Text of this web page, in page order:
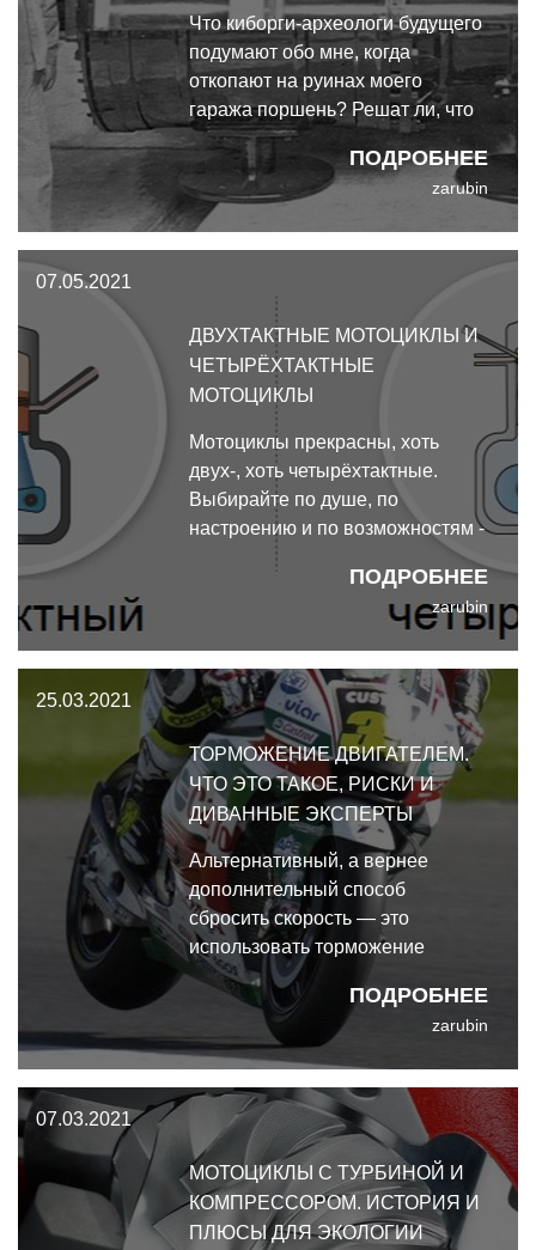
ПОДРОБНЕЕ
Что киборги-археологи будущего
подумают обо мне, когда
откопают на руинах моего
гаража поршень? Решат ли, что
это религиозный артефакт? Или
сочтут неведомым музыкальным
инструментом? Или подумают,
что это секс-игрушка? Если
разобраться, то истина как
zarubin
07.05.2021
ДВУХТАКТНЫЕ МОТОЦИКЛЫ И
ЧЕТЫРЁХТАКТНЫЕ
МОТОЦИКЛЫ
ПОДРОБНЕЕ
Мотоциклы прекрасны, хоть
двух-, хоть четырёхтактные.
Выбирайте по душе, по
настроению и по возможностям -
или просто берите первый
попавшийся и решайте, чего в
нём вам не хватает, и до встречи
zarubin
25.03.2021
ТОРМОЖЕНИЕ ДВИГАТЕЛЕМ.
ЧТО ЭТО ТАКОЕ, РИСКИ И
ДИВАННЫЕ ЭКСПЕРТЫ
ПОДРОБНЕЕ
Альтернативный, а вернее
дополнительный способ
сбросить скорость — это
использовать торможение
двигателем. Что это такое?
Разбираем подробности.
zarubin
07.03.2021
МОТОЦИКЛЫ С ТУРБИНОЙ И
КОМПРЕССОРОМ. ИСТОРИЯ И
ПЛЮСЫ ДЛЯ ЭКОЛОГИИ